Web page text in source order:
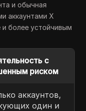
и обычная
аккаунтами X
более устойчивым
с
риском
аккаунтов,
один и